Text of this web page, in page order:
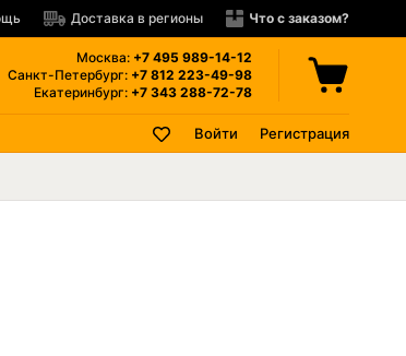
Доставка в регионы Что с заказом?
Москва: +7 495 989-14-12
Санкт-Петербург: +7 812 223-49-98
Екатеринбург: +7 343 288-72-78
Войти Регистрация